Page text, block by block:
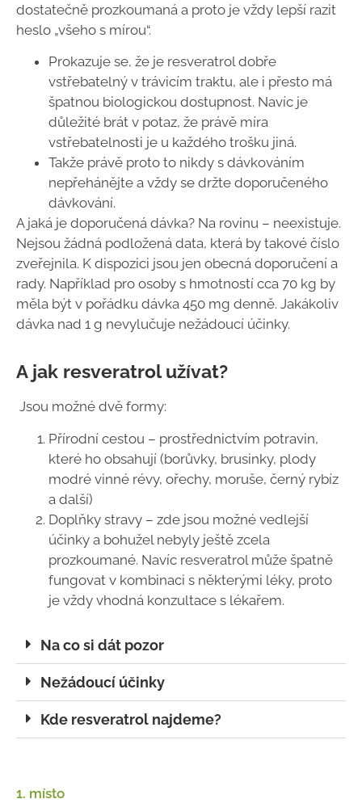
dostatečně prozkoumaná a proto je vždy lepší razit
heslo „všeho s mírou“.
Prokazuje se, že je resveratrol dobře
vstřebatelný v trávicím traktu, ale i přesto má
špatnou biologickou dostupnost. Navíc je
důležité brát v potaz, že právě míra
vstřebatelnosti je u každého trošku jiná.
Takže právě proto to nikdy s dávkováním
nepřehánějte a vždy se držte doporučeného
dávkování.
A jaká je doporučená dávka? Na rovinu – neexistuje.
Nejsou žádná podložená data, která by takové číslo
zveřejnila. K dispozici jsou jen obecná doporučení a
rady. Například pro osoby s hmotností cca 70 kg by
měla být v pořádku dávka 450 mg denně. Jakákoliv
dávka nad 1 g nevylučuje nežádoucí účinky.
A jak resveratrol užívat?
Jsou možné dvě formy:
Přírodní cestou – prostřednictvím potravin,
které ho obsahují (borůvky, brusinky, plody
modré vinné révy, ořechy, moruše, černý rybíz
a další)
Doplňky stravy – zde jsou možné vedlejší
účinky a bohužel nebyly ještě zcela
prozkoumané. Navíc resveratrol může špatně
fungovat v kombinaci s některými léky, proto
je vždy vhodná konzultace s lékařem.
Na co si dát pozor
Nežádoucí účinky
Kde resveratrol najdeme?
1. místo